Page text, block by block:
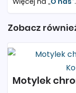
Zobacz
Motylek